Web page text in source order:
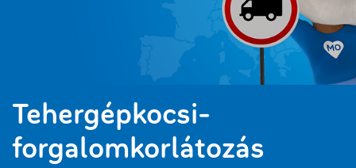
Tehergépkocsi-
forgalomkorlátozás